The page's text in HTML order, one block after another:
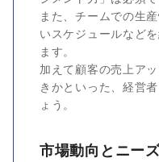
また、チームでの生
いスケジュールなど
ます。
加えて顧客の売上ア
きかといった、経営
ょう。
市場動向とニー